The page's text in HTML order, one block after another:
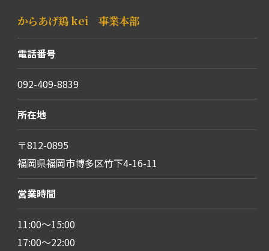
からあげ鶏 kei 事業本部
電話番号
092-409-8839
所在地
〒812-0895
福岡県福岡市博多区竹下4-16-11
営業時間
11:00～15:00
17:00～22:00